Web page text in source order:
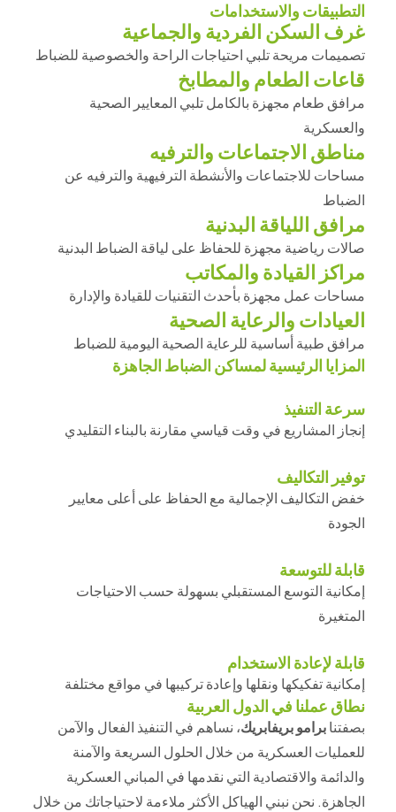
التطبيقات والاستخدامات
غرف السكن الفردية والجماعية
تصميمات مريحة تلبي احتياجات الراحة والخصوصية للضباط
قاعات الطعام والمطابخ
مرافق طعام مجهزة بالكامل تلبي المعايير الصحية
والعسكرية
مناطق الاجتماعات والترفيه
مساحات للاجتماعات والأنشطة الترفيهية والترفيه عن
الضباط
مرافق اللياقة البدنية
صالات رياضية مجهزة للحفاظ على لياقة الضباط البدنية
مراكز القيادة والمكاتب
مساحات عمل مجهزة بأحدث التقنيات للقيادة والإدارة
العيادات والرعاية الصحية
مرافق طبية أساسية للرعاية الصحية اليومية للضباط
المزايا الرئيسية لمساكن الضباط الجاهزة
سرعة التنفيذ
إنجاز المشاريع في وقت قياسي مقارنة بالبناء التقليدي
توفير التكاليف
خفض التكاليف الإجمالية مع الحفاظ على أعلى معايير
الجودة
قابلة للتوسعة
إمكانية التوسع المستقبلي بسهولة حسب الاحتياجات
المتغيرة
قابلة لإعادة الاستخدام
إمكانية تفكيكها ونقلها وإعادة تركيبها في مواقع مختلفة
نطاق عملنا في الدول العربية
بصفتنابرامو بريفابريك، نساهم في التنفيذ الفعال والآمن
للعمليات العسكرية من خلال الحلول السريعة والآمنة
والدائمة والاقتصادية التي نقدمها في المباني العسكرية
الجاهزة. نحن نبني الهياكل الأكثر ملاءمة لاحتياجاتك من خلال